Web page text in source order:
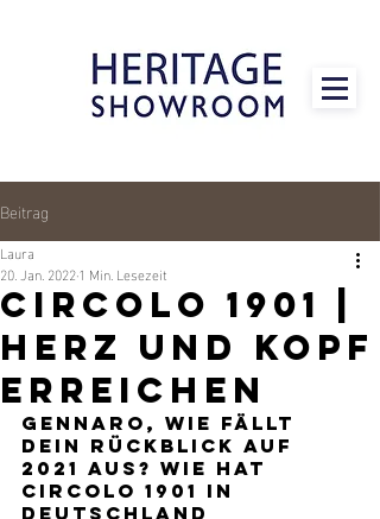
Beitrag
Circolo 1901 |
Herz und Kopf
erreichen
Laura
20. Jan. 20221 Min. Lesezeit
GENNARO, WIE FÄLLT
DEIN RÜCKBLICK AUF
2021 AUS? WIE HAT
CIRCOLO 1901 IN
DEUTSCHLAND